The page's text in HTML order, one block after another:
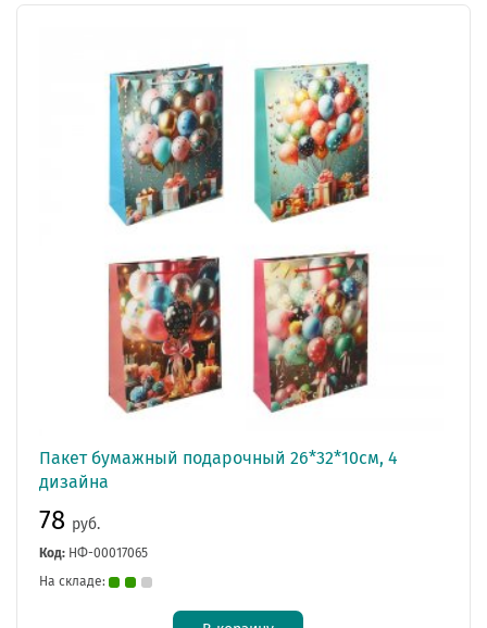
Пакет бумажный подарочный 26*32*10см, 4
дизайна
78 руб.
Код: НФ-00017065
На складе: